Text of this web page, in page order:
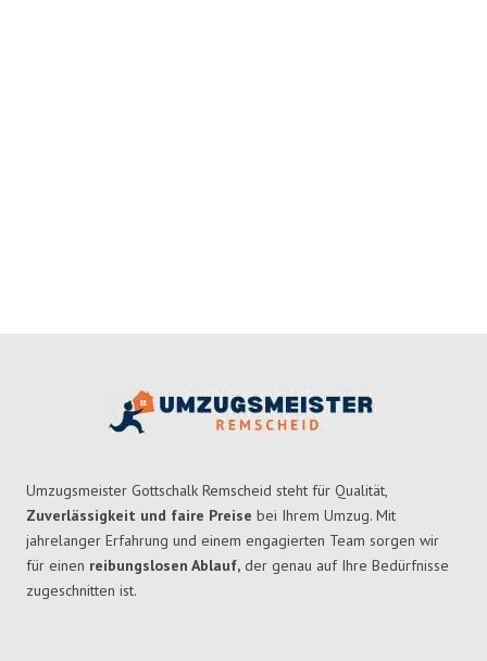
Umzugsmeister Gottschalk Remscheid steht für Qualität,
Zuverlässigkeit und faire Preise bei Ihrem Umzug. Mit
jahrelanger Erfahrung und einem engagierten Team sorgen wir
für einen reibungslosen Ablauf, der genau auf Ihre Bedürfnisse
zugeschnitten ist.